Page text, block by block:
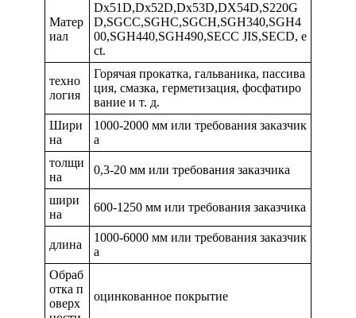
Матер
иал
Dx51D,Dx52D,Dx53D,DX54D,S220G
D,SGCC,SGHC,SGCH,SGH340,SGH4
00,SGH440,SGH490,SECC JIS,SECD, e
ct.
техно
логия
Горячая прокатка, гальваника, пассива
ция, смазка, герметизация, фосфатиро
вание и т. д.
Шири
на
1000-2000 мм или требования заказчик
а
толщи
на
0,3-20 мм или требования заказчика
шири
на
600-1250 мм или требования заказчика
длина
1000-6000 мм или требования заказчик
а
Обраб
отка п
оверх
оцинкованное покрытие